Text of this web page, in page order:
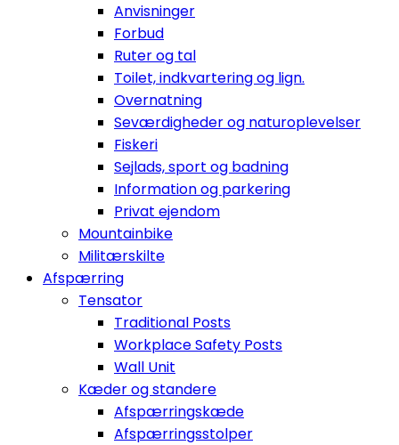
Anvisninger
Forbud
Ruter og tal
Toilet, indkvartering og lign.
Overnatning
Seværdigheder og naturoplevelser
Fiskeri
Sejlads, sport og badning
Information og parkering
Privat ejendom
Mountainbike
Militærskilte
Afspærring
Tensator
Traditional Posts
Workplace Safety Posts
Wall Unit
Kæder og standere
Afspærringskæde
Afspærringsstolper